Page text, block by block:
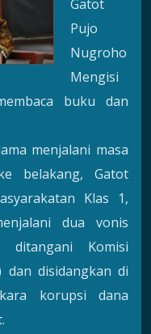
Gatot
Pujo
Nugroho
Mengisi
buku dan
menjalani masa
belakang, Gatot
Klas 1,
dua vonis
Komisi
dan disidangkan di
korupsi dana